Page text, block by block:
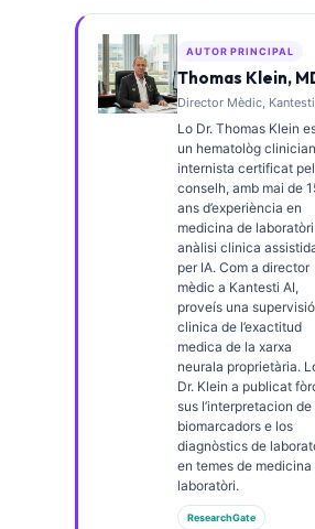
AUTOR PRINCIPAL
Thomas Klein,
Director Mèdic,
Lo Dr. Thomas Klein
un hematològ
internista certificat pel
conselh, amb mai de
ans d’experiència en
medicina de
anàlisi clinica
per IA. Com a director
mèdic a Kantesti AI,
proveís una supervisió
clinica de l’exactitud
medica de la xarxa
neurala proprietària.
Dr. Klein a publicat
sus l’interpretacion de
biomarcadors e los
diagnòstics de
en temes de medicina
laboratòri.
ResearchGate